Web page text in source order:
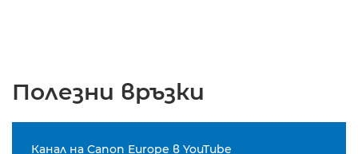
Полезни връзки
Канал на Canon Europe в YouTube